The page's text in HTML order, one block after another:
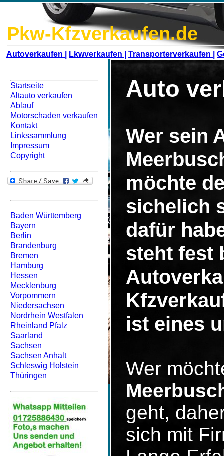
Pkw-Kfzverkaufen.de
Autoverkaufen | Lkwverkaufen | Transporterverkaufen |
Startseite
Altauto verkaufen
Ablauf
Motorschaden verkaufen
Kontakt
Linkssammlung
Impressum
Copyright
Baden Württemberg
Bayern
Berlin
Brandenburg
Bremen
Hamburg
Hessen
Mecklenburg
Vorpommern
Niedersachsen
Nordrhein Westfalen
Rheinland Pfalz
Saarland
Sachsen
Sachsen Anhalt
Schleswig Holstein
Thüringen
Auto
Wer sein
möchte
sichelich
dafür
steht fest
ist eines
Wer
geht,
sich mit